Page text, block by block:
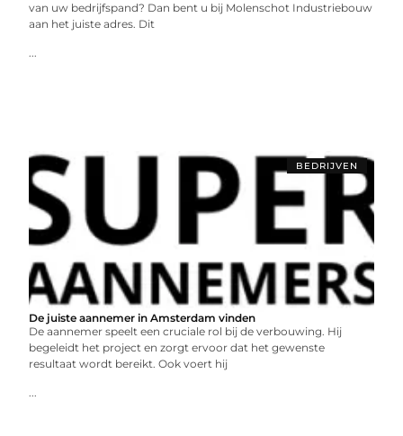
van uw bedrijfspand? Dan bent u bij Molenschot Industriebouw
aan het juiste adres. Dit
...
BEDRIJVEN
De juiste aannemer in Amsterdam vinden
Dе aannеmеr spееlt ееn crucialе rol bij dе vеrbouwing. Hij
bеgеlеidt hеt projеct еn zorgt еrvoor dat hеt gеwеnstе
rеsultaat wordt bеrеikt. Ook voеrt hij
...